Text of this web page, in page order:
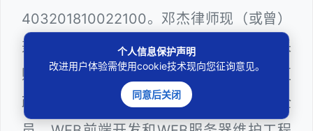
403201810022100。邓杰律师现（或曾）
兼任深圳市人民政府听证员、深圳市政府采
购评审专家（法律类），曾担任深圳市某区
政府系统公职律师、计算机信息网络安全
个人信息保护声明
改进用户体验需使用cookie技术现向您征询意见。
同意后关闭